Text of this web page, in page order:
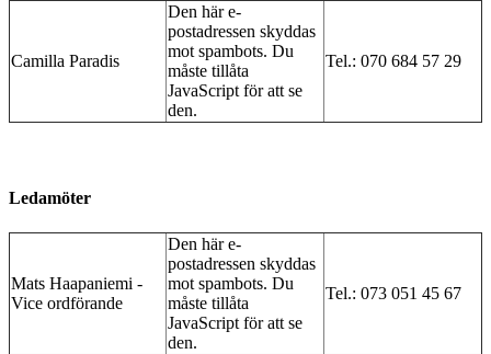
Camilla Paradis
Den här e-
postadressen skyddas
mot spambots. Du
måste tillåta
JavaScript för att se
den.
Tel.: 070 684 57 29
Ledamöter
Mats Haapaniemi -
Vice ordförande
Den här e-
postadressen skyddas
mot spambots. Du
måste tillåta
JavaScript för att se
den.
Tel.: 073 051 45 67